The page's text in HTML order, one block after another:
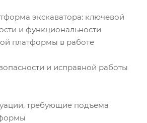
экскаватора: ключевой
и функциональности
платформы в работе
и исправной работы
требующие подъема